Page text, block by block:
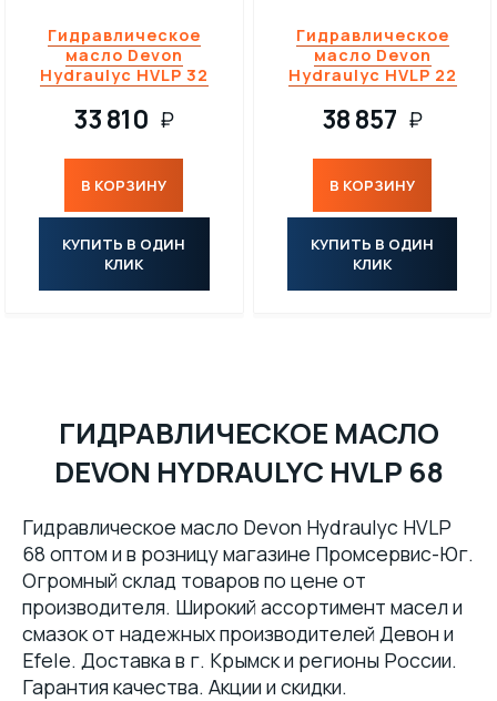
Гидравлическое
масло Devon
Hydraulyc HVLP 32
33 810 ₽
В КОРЗИНУ
КУПИТЬ В ОДИН
КЛИК
Гидравлическое
масло Devon
Hydraulyc HVLP 22
38 857 ₽
В КОРЗИНУ
КУПИТЬ В ОДИН
КЛИК
ГИДРАВЛИЧЕСКОЕ МАСЛО
DEVON HYDRAULYC HVLP 68
Гидравлическое масло Devon Hydraulyc HVLP
68 оптом и в розницу магазине Промсервис-Юг.
Огромный склад товаров по цене от
производителя. Широкий ассортимент масел и
смазок от надежных производителей Девон и
Efele. Доставка в г. Крымск и регионы России.
Гарантия качества. Акции и скидки.